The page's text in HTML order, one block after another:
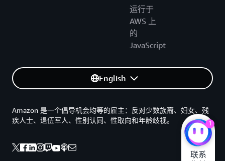
运行于
AWS 上
的
JavaScript
English
Amazon 是一个倡导机会均等的雇主：反对少数族裔、妇女、残
疾人士、退伍军人、性别认同、性取向和年龄歧视。
1
联系